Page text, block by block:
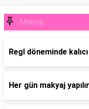
Makyaj
Regl döneminde
Her gün makyaj